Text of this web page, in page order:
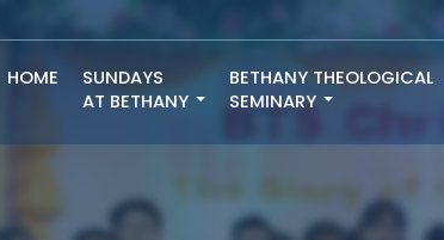
HOME
SUNDAYS
AT BETHANY
BETHANY THEOLOGICAL
SEMINARY